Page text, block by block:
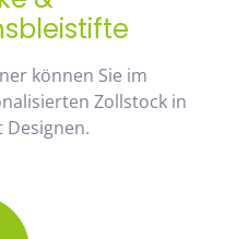
können Sie im
Zollstock in
Designen.